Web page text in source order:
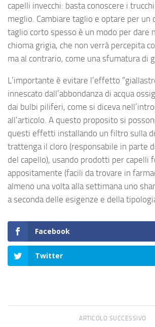
capelli invecchi: basta conoscere i
meglio. Cambiare taglio e optare per un
taglio corto spesso è un modo per dare
chioma grigia, che non verrà percepita
ma al contrario, come una sfumatura di
L’importante è evitare l’effetto
innescato dall’abbondanza di acqua
dai bulbi piliferi, come si diceva
all’articolo. A questo proposito si
questi effetti installando un filtro sulla
trattenga il cloro (responsabile in parte
del capello), usando prodotti per capelli
appositamente (facili da trovare in
almeno una volta alla settimana uno
a seconda delle esigenze e della
Facebook
Twitter
ARTICOLO SUCCESSIVO